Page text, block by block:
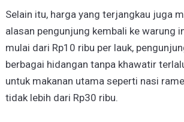
Selain itu, harga yang terjangkau juga
alasan pengunjung kembali ke warung
mulai dari Rp10 ribu per lauk,
berbagai hidangan tanpa khawatir
untuk makanan utama seperti nasi
tidak lebih dari Rp30 ribu.